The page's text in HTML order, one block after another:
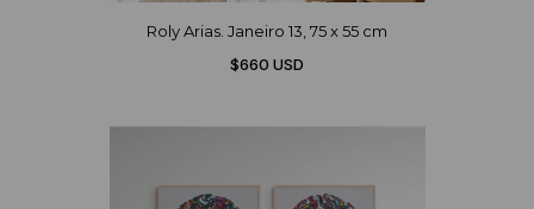
Roly Arias. Janeiro 13, 75 x 55 cm
$660 USD